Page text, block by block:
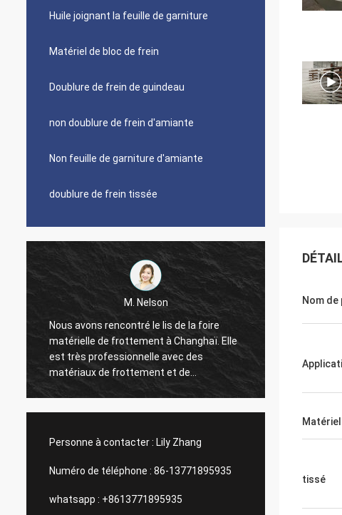
Huile joignant la feuille de garniture
Matériel de bloc de frein
Doublure de frein de guindeau
non doublure de frein d'amiante
Non feuille de garniture d'amiante
doublure de frein tissée
M. Nelson
rencontré le lis de la foire
frottement à Changhaï. Elle
avec des
de frottement et de
Nous avons importé la
honnête même, nous leur
faire la coopération
M. Chay
Nous avons coopéré avec
2010, ceci est usine très bonne.
de doublure de frein est bonne
temps et pourrait être « meilleure
représentation coûtée » dite. Le
directeur commercial de
Personne à contacter : Lily Zhang
Numéro de téléphone : 86-13771895935
whatsapp : +8613771895935
Nom
Matériel
tissé